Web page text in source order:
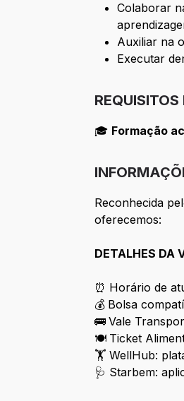
Colaborar
Auxiliar na
Executar
🎓 Formação
Reconhecida
oferecemos:
DETALHES DA
⏰ Horário de
💰 Bolsa
🚌 Vale
🍽️ Ticket
🏋️ WellHub:
🩺 Starbem: